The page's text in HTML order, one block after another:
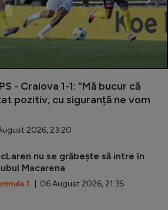
- Craiova 1-1: ”Mă bucur că
pozitiv, cu siguranță ne vom
2026, 23:20
nu se grăbește să intre în
Macarena
1 | 06 August 2026, 21:35